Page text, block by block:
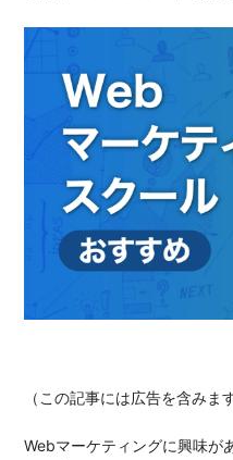
（この記事には広告を含みます
Webマーケティングに興味が